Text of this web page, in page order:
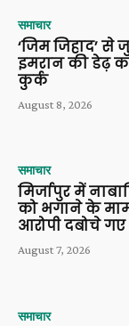
समाचार
‘जिम जिहाद’ से
इमरान की डेढ़
कुर्क
August 8, 2026
समाचार
मिर्जापुर में
को भगाने के
आरोपी दबोचे गए
August 7, 2026
समाचार